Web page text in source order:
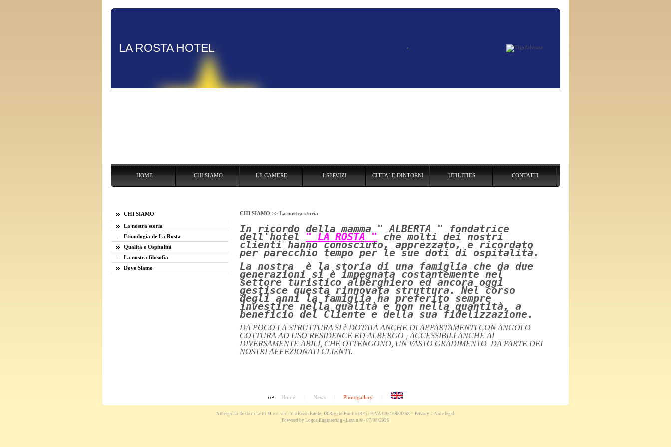
LA ROSTA HOTEL
CHI SIAMO I SERVIZI CITTA´ E DINTORNI UTILITIES CONTATTI
CHI SIAMO
La nostra storia
Etimologia de La Rosta
Qualità e Ospitalità
La nostra filosofia
Dove Siamo
CHI SIAMO >> La nostra storia
In ricordo della mamma " ALBERTA " fondatrice
dell'hotel " LA ROSTA " che molti dei nostri
clienti hanno conosciuto, apprezzato, e ricordato
per parecchio tempo per le sue doti di ospitalità.
La nostra è la storia di una famiglia che da due
generazioni si è impegnata costantemente nel
settore turistico alberghiero ed ancora oggi
gestisce questa rinnovata struttura. Nel corso
degli anni la famiglia ha preferito sempre
investire nella qualità e non nella quantità, a
beneficio del Cliente e della sua fidelizzazione.
DA POCO LA STRUTTURA SI è DOTATA ANCHE DI APPARTAMENTI CON ANGOLO
COTTURA AD USO RESIDENCE ED ALBERGO , ACCESSIBILI ANCHE AI
DIVERSAMENTE ABILI, CHE OTTENGONO, UN VASTO GRADIMENTO DA PARTE DEI
NOSTRI AFFEZIONATI CLIENTI.
Home News Photogallery
Albergo La Rosta di Lolli M. e c. snc - Via Passo Buole, 18 Reggio Emilia (RE) - P.IVA 00516880358 - Privacy - Note legali
Powered by Logos Engineering - Lexun ® - 07/08/2026
HOME CHI SIAMO LE CAMERE I SERVIZI CITTA´ E DINTORNI UTILITIES CONTATTI